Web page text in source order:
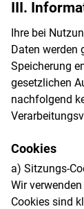
III.
Ihre bei
Daten werden
Speicherung
gesetzlichen
nachfolgend
Cookies
a) Sitzungs-
Wir
Cookies sind